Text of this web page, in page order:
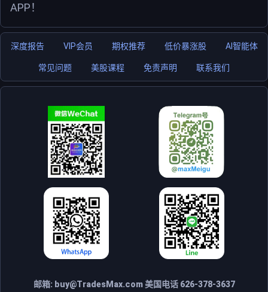
APP！
深度报告 VIP会员 期权推荐 低价暴涨股 AI智能体
常见问题 美股课程 免责声明 联系我们
邮箱: buy@TradesMax.com美国电话 626-378-3637